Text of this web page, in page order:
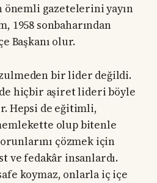
önemli gazetelerini yayın
1958 sonbaharından
Başkanı olur.
bir lider değildi.
hiçbir aşiret lideri böyle
Hepsi de eğitimli,
olup bitenle
çözmek için
ve fedakâr insanlardı.
koymaz, onlarla iç içe